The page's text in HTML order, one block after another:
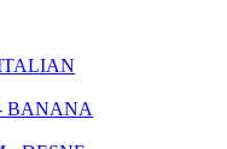
BANANA